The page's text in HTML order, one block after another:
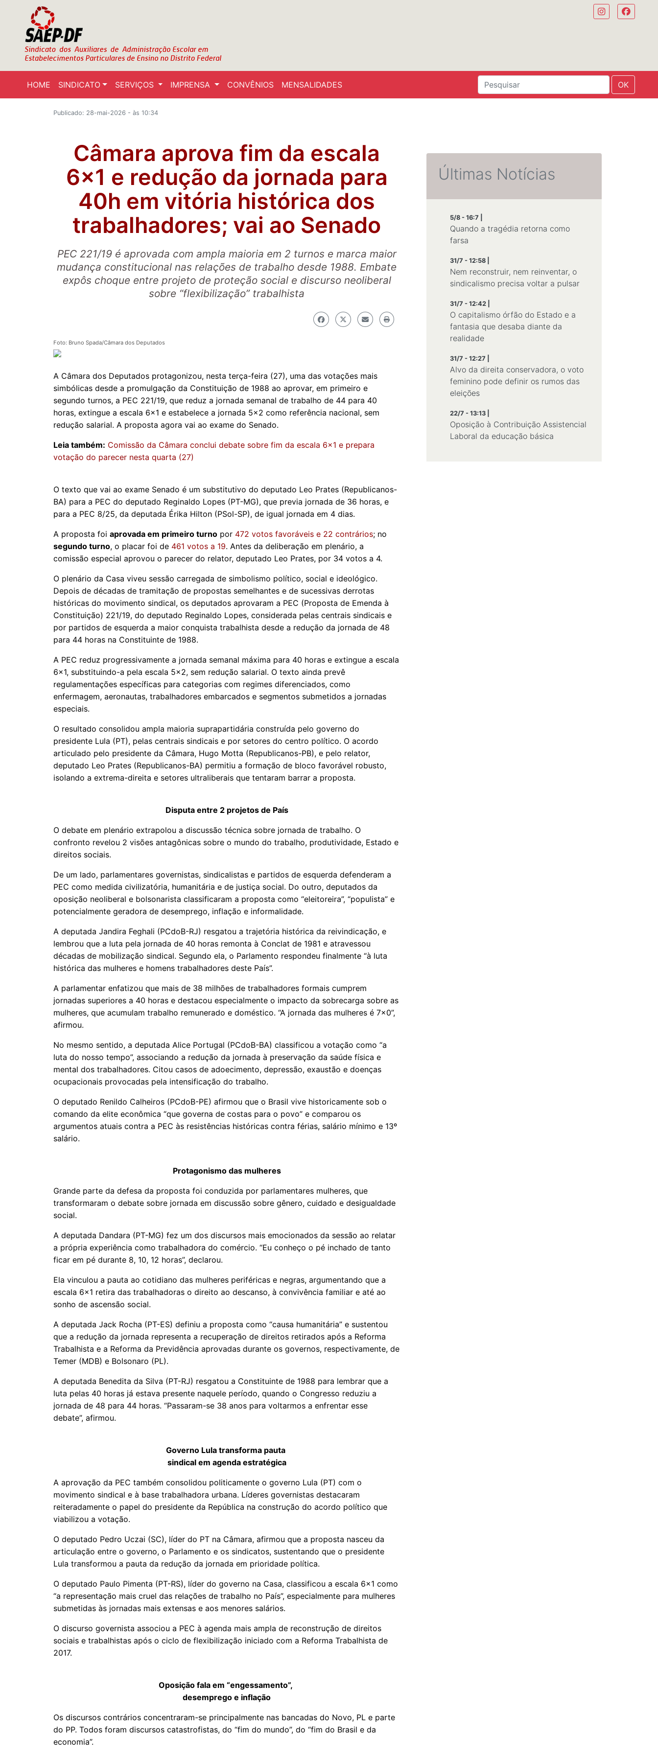
HOME SINDICATO SERVIÇOS IMPRENSA CONVÊNIOS MENSALIDADES OK
Publicado: 28-mai-2026 - às 10:34
Câmara aprova fim da escala
6x1 e redução da jornada para
40h em vitória histórica dos
trabalhadores; vai ao Senado
PEC 221/19 é aprovada com ampla maioria em 2 turnos e marca maior
mudança constitucional nas relações de trabalho desde 1988. Embate
expôs choque entre projeto de proteção social e discurso neoliberal
sobre “flexibilização” trabalhista
Foto: Bruno Spada/Câmara dos Deputados
A Câmara dos Deputados protagonizou, nesta terça-feira (27), uma das votações mais
simbólicas desde a promulgação da Constituição de 1988 ao aprovar, em primeiro e
segundo turnos, a PEC 221/19, que reduz a jornada semanal de trabalho de 44 para 40
horas, extingue a escala 6x1 e estabelece a jornada 5x2 como referência nacional, sem
redução salarial. A proposta agora vai ao exame do Senado.
Leia também: Comissão da Câmara conclui debate sobre fim da escala 6x1 e prepara
votação do parecer nesta quarta (27)
O texto que vai ao exame Senado é um substitutivo do deputado Leo Prates (Republicanos-
BA) para a PEC do deputado Reginaldo Lopes (PT-MG), que previa jornada de 36 horas, e
para a PEC 8/25, da deputada Érika Hilton (PSol-SP), de igual jornada em 4 dias.
A proposta foiaprovada em primeiro turno por 472 votos favoráveis e 22 contrários; no
segundo turno, o placar foi de 461 votos a 19. Antes da deliberação em plenário, a
comissão especial aprovou o parecer do relator, deputado Leo Prates, por 34 votos a 4.
O plenário da Casa viveu sessão carregada de simbolismo político, social e ideológico.
Depois de décadas de tramitação de propostas semelhantes e de sucessivas derrotas
históricas do movimento sindical, os deputados aprovaram a PEC (Proposta de Emenda à
Constituição) 221/19, do deputado Reginaldo Lopes, considerada pelas centrais sindicais e
por partidos de esquerda a maior conquista trabalhista desde a redução da jornada de 48
para 44 horas na Constituinte de 1988.
A PEC reduz progressivamente a jornada semanal máxima para 40 horas e extingue a escala
6x1, substituindo-a pela escala 5x2, sem redução salarial. O texto ainda prevê
regulamentações específicas para categorias com regimes diferenciados, como
enfermagem, aeronautas, trabalhadores embarcados e segmentos submetidos a jornadas
especiais.
O resultado consolidou ampla maioria suprapartidária construída pelo governo do
presidente Lula (PT), pelas centrais sindicais e por setores do centro político. O acordo
articulado pelo presidente da Câmara, Hugo Motta (Republicanos-PB), e pelo relator,
deputado Leo Prates (Republicanos-BA) permitiu a formação de bloco favorável robusto,
isolando a extrema-direita e setores ultraliberais que tentaram barrar a proposta.
Disputa entre 2 projetos de País
O debate em plenário extrapolou a discussão técnica sobre jornada de trabalho. O
confronto revelou 2 visões antagônicas sobre o mundo do trabalho, produtividade, Estado e
direitos sociais.
De um lado, parlamentares governistas, sindicalistas e partidos de esquerda defenderam a
PEC como medida civilizatória, humanitária e de justiça social. Do outro, deputados da
oposição neoliberal e bolsonarista classificaram a proposta como “eleitoreira”, “populista” e
potencialmente geradora de desemprego, inflação e informalidade.
A deputada Jandira Feghali (PCdoB-RJ) resgatou a trajetória histórica da reivindicação, e
lembrou que a luta pela jornada de 40 horas remonta à Conclat de 1981 e atravessou
décadas de mobilização sindical. Segundo ela, o Parlamento respondeu finalmente “à luta
histórica das mulheres e homens trabalhadores deste País”.
A parlamentar enfatizou que mais de 38 milhões de trabalhadores formais cumprem
jornadas superiores a 40 horas e destacou especialmente o impacto da sobrecarga sobre as
mulheres, que acumulam trabalho remunerado e doméstico. “A jornada das mulheres é 7x0”,
afirmou.
No mesmo sentido, a deputada Alice Portugal (PCdoB-BA) classificou a votação como “a
luta do nosso tempo”, associando a redução da jornada à preservação da saúde física e
mental dos trabalhadores. Citou casos de adoecimento, depressão, exaustão e doenças
ocupacionais provocadas pela intensificação do trabalho.
O deputado Renildo Calheiros (PCdoB-PE) afirmou que o Brasil vive historicamente sob o
comando da elite econômica “que governa de costas para o povo” e comparou os
argumentos atuais contra a PEC às resistências históricas contra férias, salário mínimo e 13º
salário.
Protagonismo das mulheres
Grande parte da defesa da proposta foi conduzida por parlamentares mulheres, que
transformaram o debate sobre jornada em discussão sobre gênero, cuidado e desigualdade
social.
A deputada Dandara (PT-MG) fez um dos discursos mais emocionados da sessão ao relatar
a própria experiência como trabalhadora do comércio. “Eu conheço o pé inchado de tanto
ficar em pé durante 8, 10, 12 horas”, declarou.
Ela vinculou a pauta ao cotidiano das mulheres periféricas e negras, argumentando que a
escala 6x1 retira das trabalhadoras o direito ao descanso, à convivência familiar e até ao
sonho de ascensão social.
A deputada Jack Rocha (PT-ES) definiu a proposta como “causa humanitária” e sustentou
que a redução da jornada representa a recuperação de direitos retirados após a Reforma
Trabalhista e a Reforma da Previdência aprovadas durante os governos, respectivamente, de
Temer (MDB) e Bolsonaro (PL).
A deputada Benedita da Silva (PT-RJ) resgatou a Constituinte de 1988 para lembrar que a
luta pelas 40 horas já estava presente naquele período, quando o Congresso reduziu a
jornada de 48 para 44 horas. “Passaram-se 38 anos para voltarmos a enfrentar esse
debate”, afirmou.
Governo Lula transforma pauta
sindical em agenda estratégica
A aprovação da PEC também consolidou politicamente o governo Lula (PT) com o
movimento sindical e à base trabalhadora urbana. Líderes governistas destacaram
reiteradamente o papel do presidente da República na construção do acordo político que
viabilizou a votação.
O deputado Pedro Uczai (SC), líder do PT na Câmara, afirmou que a proposta nasceu da
articulação entre o governo, o Parlamento e os sindicatos, sustentando que o presidente
Lula transformou a pauta da redução da jornada em prioridade política.
O deputado Paulo Pimenta (PT-RS), líder do governo na Casa, classificou a escala 6x1 como
“a representação mais cruel das relações de trabalho no País”, especialmente para mulheres
submetidas às jornadas mais extensas e aos menores salários.
O discurso governista associou a PEC à agenda mais ampla de reconstrução de direitos
sociais e trabalhistas após o ciclo de flexibilização iniciado com a Reforma Trabalhista de
2017.
Oposição fala em “engessamento”,
desemprego e inflação
Os discursos contrários concentraram-se principalmente nas bancadas do Novo, PL e parte
do PP. Todos foram discursos catastrofistas, do “fim do mundo”, do “fim do Brasil e da
economia”.
Últimas Notícias
5/8 - 16:7 |
Quando a tragédia retorna como
farsa
31/7 - 12:58 |
Nem reconstruir, nem reinventar, o
sindicalismo precisa voltar a pulsar
31/7 - 12:42 |
O capitalismo órfão do Estado e a
fantasia que desaba diante da
realidade
31/7 - 12:27 |
Alvo da direita conservadora, o voto
feminino pode definir os rumos das
eleições
22/7 - 13:13 |
Oposição à Contribuição Assistencial
Laboral da educação básica